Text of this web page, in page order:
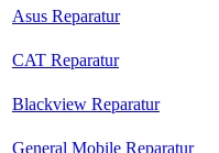
Asus Reparatur
CAT Reparatur
Blackview Reparatur
General Mobile Reparatur